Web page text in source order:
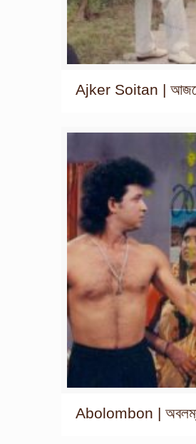
Ajker Soitan |
Abolombon |